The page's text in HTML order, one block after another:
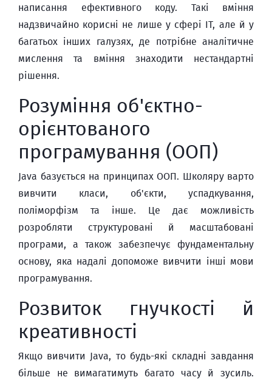
написання ефективного коду. Такі вміння
надзвичайно корисні не лише у сфері IT, але й у
багатьох інших галузях, де потрібне аналітичне
мислення та вміння знаходити нестандартні
рішення.
Розуміння об'єктно-
орієнтованого
програмування (ООП)
Java базується на принципах ООП. Школяру варто
вивчити класи, об'єкти, успадкування,
поліморфізм та інше. Це дає можливість
розробляти структуровані й масштабовані
програми, а також забезпечує фундаментальну
основу, яка надалі допоможе вивчити інші мови
програмування.
Розвиток гнучкості й
креативності
Якщо вивчити Java, то будь-які складні завдання
більше не вимагатимуть багато часу й зусиль.